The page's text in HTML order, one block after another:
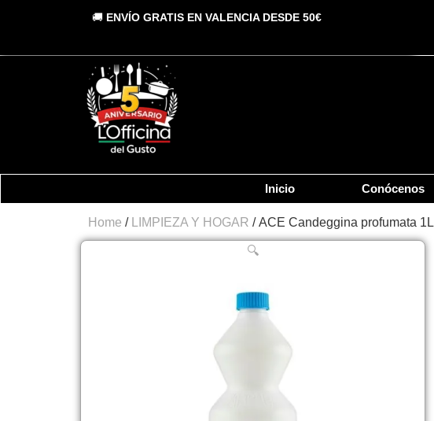
🚚 ENVÍO GRATIS EN VALENCIA DESDE 50€
Inicio Conócenos
Home / LIMPIEZA Y HOGAR / ACE Candeggina profumata 1L
🔍